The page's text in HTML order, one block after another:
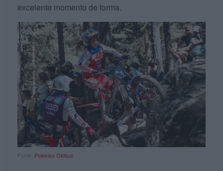
excelente momento de forma.
Fonte: Poiexiss Globus